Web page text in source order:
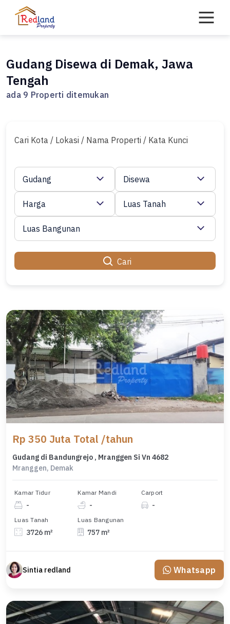
Gudang Disewa di Demak, Jawa
Tengah
ada 9 Properti ditemukan
Cari Kota / Lokasi / Nama Properti / Kata Kunci
Cari
Gudang Disewa
Harga Luas Tanah
Luas Bangunan
Rp 350 Juta Total /tahun
Gudang di Bandungrejo , Mranggen Si Vn 4682
Mranggen, Demak
Kamar Tidur
-
Kamar Mandi
-
Carport
-
Luas Tanah
3726 m²
Luas Bangunan
757 m²
Sintia redland Whatsapp